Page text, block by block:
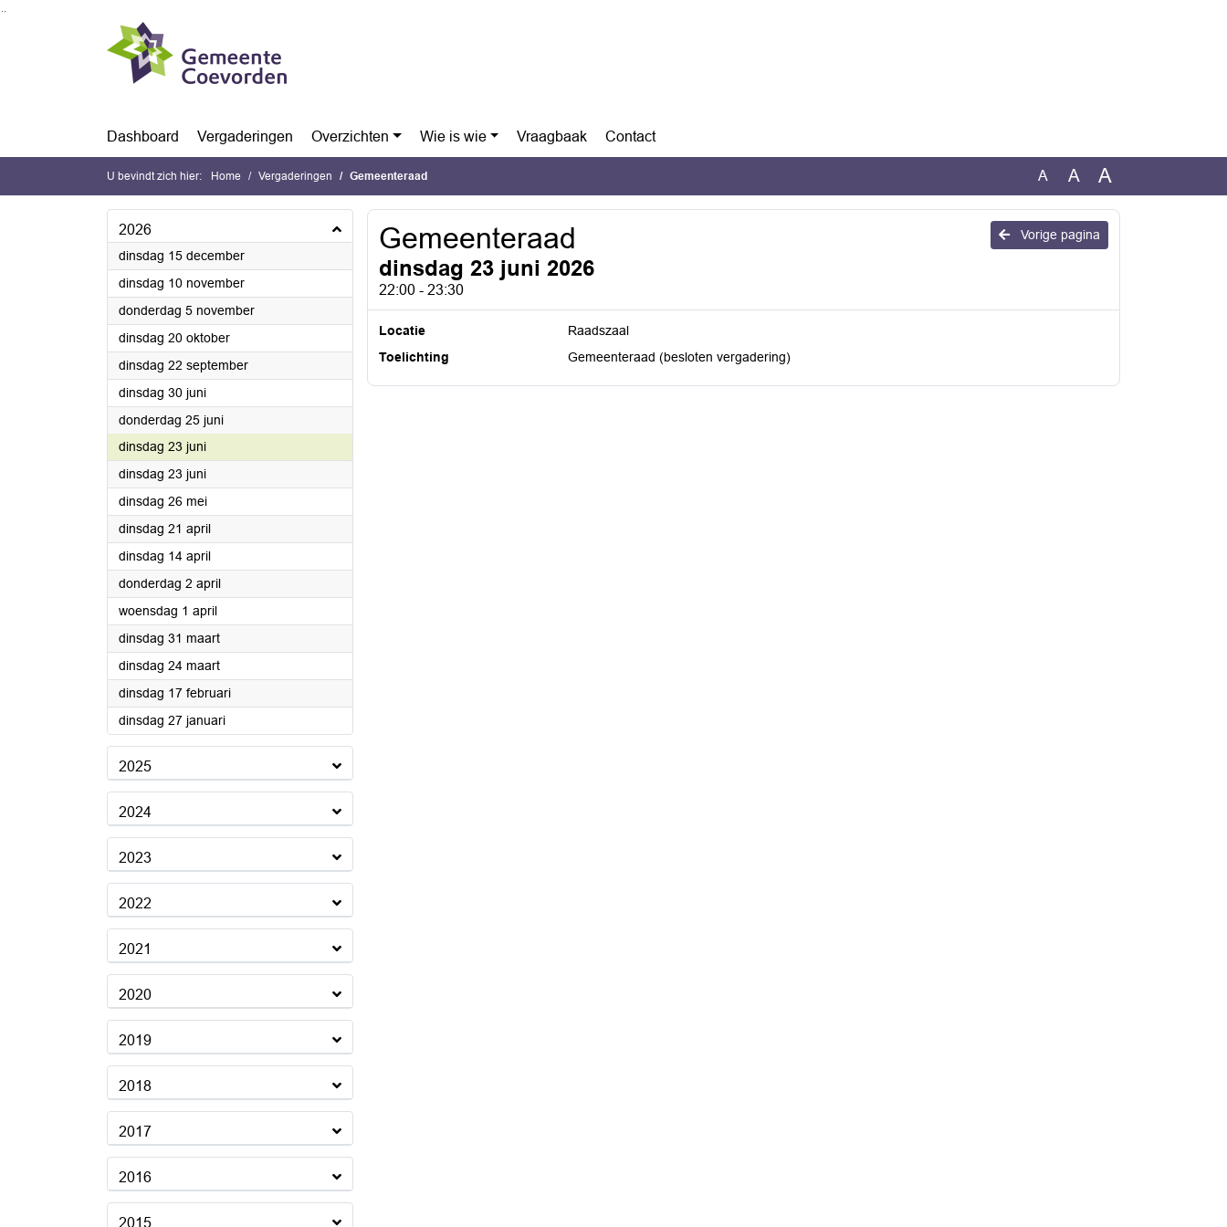
Ga naar de inhoud van deze pagina
Ga naar het zoeken
Ga naar het menu
Dashboard Vergaderingen Overzichten Wie is wie Vraagbaak Contact
U bevindt zich hier: Home Vergaderingen Gemeenteraad A A A
2026
dinsdag 15 december2026
dinsdag 10 november2026
donderdag 5 november2026
dinsdag 20 oktober2026
dinsdag 22 september2026
dinsdag 30 juni2026
donderdag 25 juni2026
dinsdag 23 juni2026
dinsdag 23 juni2026
dinsdag 26 mei2026
dinsdag 21 april2026
dinsdag 14 april2026
donderdag 2 april2026
woensdag 1 april2026
dinsdag 31 maart2026
dinsdag 24 maart2026
dinsdag 17 februari2026
dinsdag 27 januari2026
2025
2024
2023
2022
2021
2020
2019
2018
2017
2016
2015
Vorige pagina
Gemeenteraad
dinsdag 23 juni 2026
22:00 - 23:30
Locatie
Raadszaal
Toelichting
Gemeenteraad (besloten vergadering)